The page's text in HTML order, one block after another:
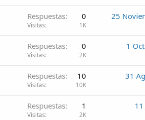
Respuestas 0
Visitas 1K
25
Respuestas 0
Visitas 2K
1
Respuestas 10
Visitas 10K
31
Respuestas 1
Visitas 2K
11